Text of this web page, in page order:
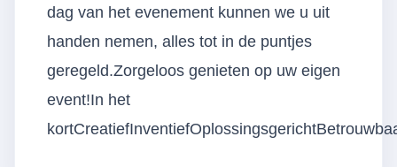
dag van het evenement kunnen we u uit
handen nemen, alles tot in de puntjes
geregeld.Zorgeloos genieten op uw eigen
event!In het